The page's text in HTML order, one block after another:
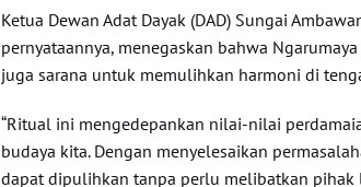
Ketua Dewan Adat Dayak (DAD) Sungai
pernyataannya, menegaskan bahwa
juga sarana untuk memulihkan harmoni di
“Ritual ini mengedepankan nilai-nilai
budaya kita. Dengan menyelesaikan
dapat dipulihkan tanpa perlu melibatkan pihak